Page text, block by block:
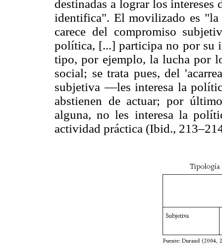
destinadas a lograr los
identifica". El movilizado es "la
carece del compromiso
política, [...] participa no por su
tipo, por ejemplo, la lucha por
social; se trata pues, del
subjetiva —les interesa la
abstienen de actuar; por
alguna, no les interesa la
actividad práctica (Ibid.,